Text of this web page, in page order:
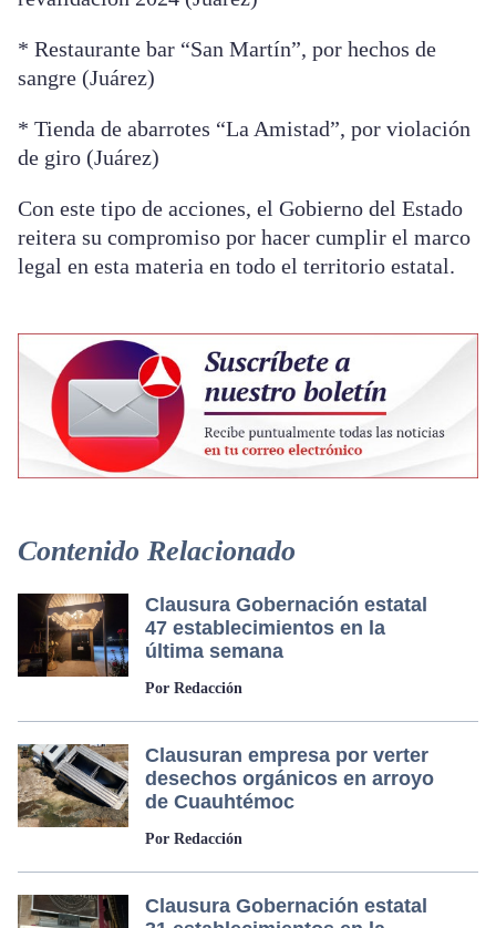
* Restaurante bar “San Martín”, por hechos de
sangre (Juárez)
* Tienda de abarrotes “La Amistad”, por violación
de giro (Juárez)
Con este tipo de acciones, el Gobierno del Estado
reitera su compromiso por hacer cumplir el marco
legal en esta materia en todo el territorio estatal.
Contenido Relacionado
Clausura Gobernación estatal
47 establecimientos en la
última semana
Por Redacción
Clausuran empresa por verter
desechos orgánicos en arroyo
de Cuauhtémoc
Por Redacción
Clausura Gobernación estatal